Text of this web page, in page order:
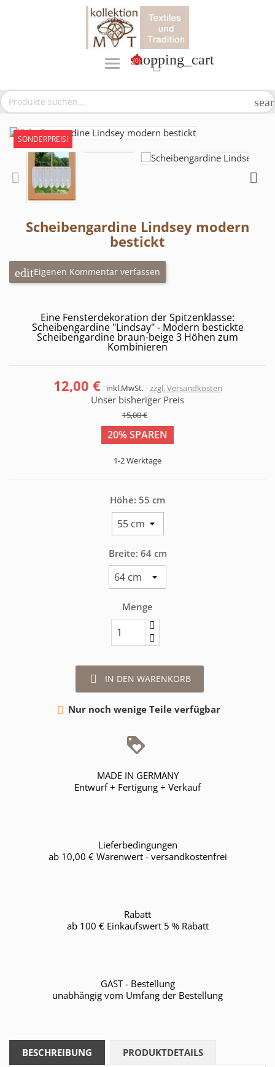
shopping_cart
(0) 
SONDERPREIS!
Scheibengardine Lindsey modern
bestickt
Eigenen Kommentar verfassen
Eine Fensterdekoration der Spitzenklasse:
Scheibengardine "Lindsay" - Modern bestickte
Scheibengardine braun-beige 3 Höhen zum
Kombinieren
12,00 € inkl.MwSt. zzgl. Versandkosten
Unser bisheriger Preis
15,00 €
20% SPAREN
1-2 Werktage
Höhe: 55 cm
Breite: 64 cm
Menge
 IN DEN WARENKORB
 Nur noch wenige Teile verfügbar
MADE IN GERMANY
Entwurf + Fertigung + Verkauf
Lieferbedingungen
ab 10,00 € Warenwert - versandkostenfrei
Rabatt
ab 100 € Einkaufswert 5 % Rabatt
GAST - Bestellung
unabhängig vom Umfang der Bestellung
BESCHREIBUNG PRODUKTDETAILS